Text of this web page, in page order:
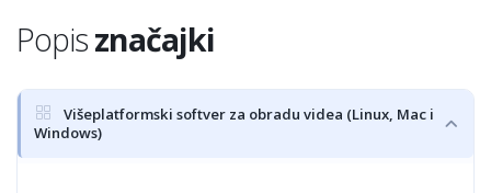
Popisznačajki
Višeplatformski softver za obradu videa (Linux, Mac i
Windows)